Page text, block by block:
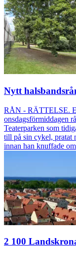
Nytt
RÅN - RÄTTELSE.
onsdagsförmiddagen
Teaterparken som
till på sin cykel, pratat
innan han knuffade
2 100